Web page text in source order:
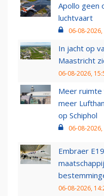
Apollo geen
luchtvaart
06-08-
In jacht op
Maastricht
06-08-2026,
Meer
meer
op Schiphol
06-08-
Embraer
06-08-2026,